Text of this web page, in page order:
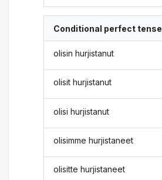
Conditional perfect tense
olisin hurjistanut
olisit hurjistanut
olisi hurjistanut
olisimme hurjistaneet
olisitte hurjistaneet